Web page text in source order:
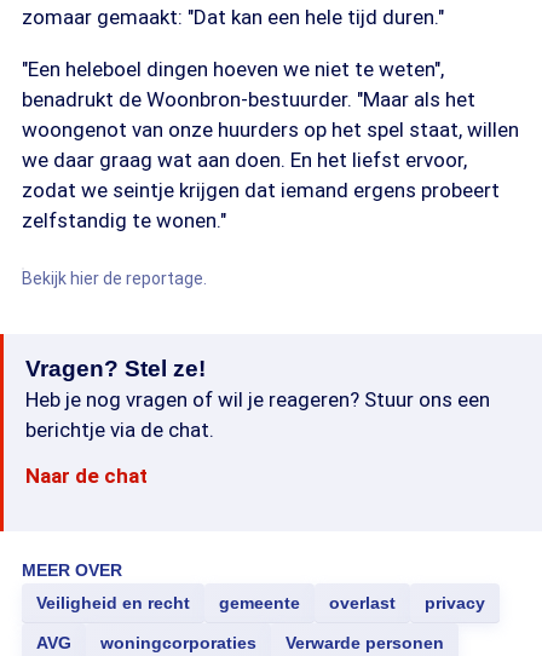
zomaar gemaakt: "Dat kan een hele tijd duren."
"Een heleboel dingen hoeven we niet te weten",
benadrukt de Woonbron-bestuurder. "Maar als het
woongenot van onze huurders op het spel staat, willen
we daar graag wat aan doen. En het liefst ervoor,
zodat we seintje krijgen dat iemand ergens probeert
zelfstandig te wonen."
Bekijk hier de reportage.
Vragen? Stel ze!
Heb je nog vragen of wil je reageren? Stuur ons een
berichtje via de chat.
Naar de chat
MEER OVER
Veiligheid en recht
gemeente overlast privacy
AVG woningcorporaties Verwarde personen